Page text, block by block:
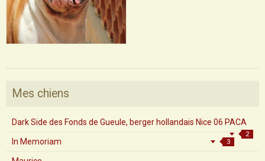
Mes chiens
Dark Side des Fonds de Gueule, berger hollandais Nice 06 PACA
2
In Memoriam 3